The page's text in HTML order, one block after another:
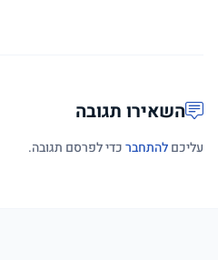
השאירו תגובה
עליכםלהתחברכדי לפרסם תגובה.